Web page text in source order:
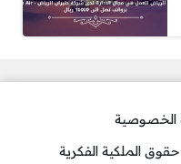
الخصوصية
حقوق الملكية الفكرية